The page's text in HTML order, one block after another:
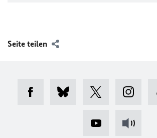
Seite teilen